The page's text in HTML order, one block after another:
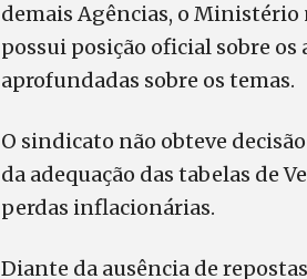
demais Agências, o Ministério
possui posição oficial sobre os
aprofundadas sobre os temas.
O sindicato não obteve
da adequação das tabelas de
perdas inflacionárias.
Diante da ausência de